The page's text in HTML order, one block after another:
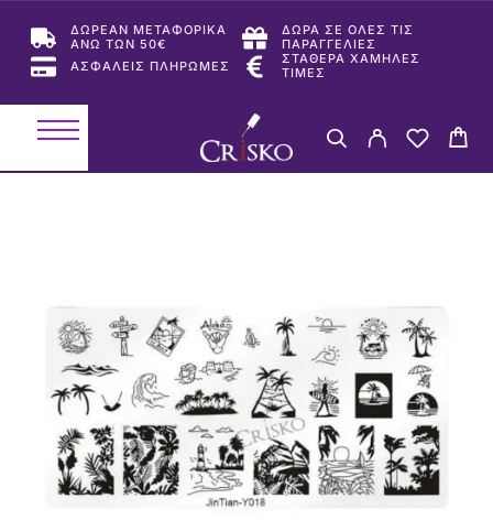
ΔΩΡΕΑΝ ΜΕΤΑΦΟΡΙΚΑ
ΑΝΩ ΤΩΝ 50€
ΔΩΡΑ ΣΕ ΟΛΕΣ ΤΙΣ
ΠΑΡΑΓΓΕΛΙΕΣ
ΑΣΦΑΛΕΙΣ ΠΛΗΡΩΜΕΣ
ΣΤΑΘΕΡΑ ΧΑΜΗΛΕΣ
ΤΙΜΕΣ